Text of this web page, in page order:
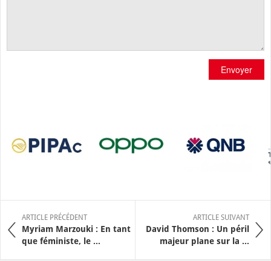
Envoyer
ARTICLE PRÉCÉDENT
Myriam Marzouki : En tant
que féministe, le ...
ARTICLE SUIVANT
David Thomson : Un péril
majeur plane sur la ...